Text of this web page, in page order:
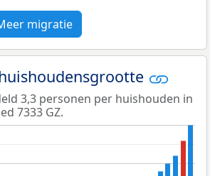
migratie
3,3 personen per huishouden in
7333 GZ.